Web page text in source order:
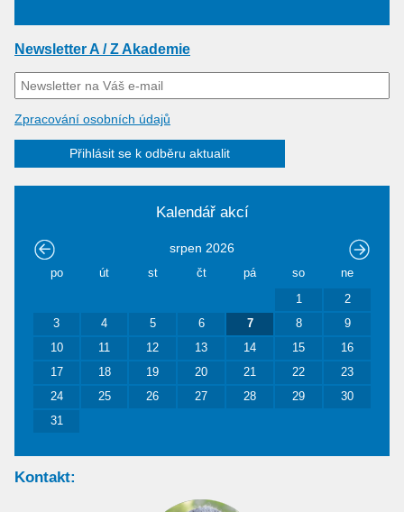
Newsletter A / Z Akademie
Zpracování osobních údajů
Přihlásit se k odběru aktualit
Kalendář akcí
srpen 2026
po út st čt pá so ne
1
2
3
4 5 6 7 8
9
10
11 12 13 14 15
16
17
18 19 20 21 22
23
24
25 26 27 28 29
30
31
Kontakt: